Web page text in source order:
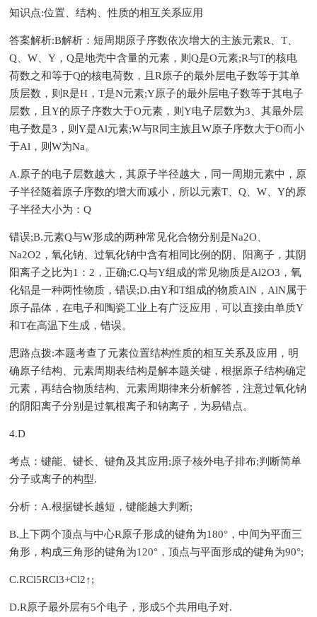
知识点:位置、结构、性质的相互关系应用
答案解析:B解析：短周期原子序数依次增大的主族元素R、T、
Q、W、Y，Q是地壳中含量的元素，则Q是O元素;R与T的核电
荷数之和等于Q的核电荷数，且R原子的最外层电子数等于其单
质层数，则R是H，T是N元素;Y原子的最外层电子数等于其电子
层数，且Y的原子序数大于O元素，则Y电子层数为3、其最外层
电子数是3，则Y是Al元素;W与R同主族且W原子序数大于O而小
于Al，则W为Na。
A.原子的电子层数越大，其原子半径越大，同一周期元素中，原
子半径随着原子序数的增大而减小，所以元素T、Q、W、Y的原
子半径大小为：Q
错误;B.元素Q与W形成的两种常见化合物分别是Na2O、
Na2O2，氧化钠、过氧化钠中含有相同比例的阴、阳离子，其阴
阳离子之比为1：2，正确;C.Q与Y组成的常见物质是Al2O3，氧
化铝是一种两性物质，错误;D.由Y和T组成的物质AlN，AlN属于
原子晶体，在电子和陶瓷工业上有广泛应用，可以直接由单质Y
和T在高温下生成，错误。
思路点拨:本题考查了元素位置结构性质的相互关系及应用，明
确原子结构、元素周期表结构是解本题关键，根据原子结构确定
元素，再结合物质结构、元素周期律来分析解答，注意过氧化钠
的阴阳离子分别是过氧根离子和钠离子，为易错点。
4.D
考点：键能、键长、键角及其应用;原子核外电子排布;判断简单
分子或离子的构型.
分析：A.根据键长越短，键能越大判断;
B.上下两个顶点与中心R原子形成的键角为180°，中间为平面三
角形，构成三角形的键角为120°，顶点与平面形成的键角为90°;
C.RCl5RCl3+Cl2↑;
D.R原子最外层有5个电子，形成5个共用电子对.